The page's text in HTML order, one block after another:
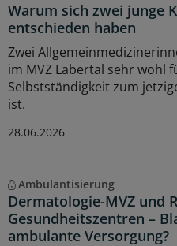
Warum sich zwei junge
entschieden haben
Zwei
im MVZ Labertal sehr wohl
Selbstständigkeit zum
ist.
28.06.2026
Ambulantisierung
Dermatologie-MVZ und
Gesundheitszentren –
ambulante Versorgung?